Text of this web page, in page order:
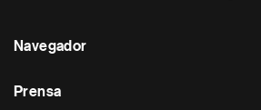
Navegador
Prensa